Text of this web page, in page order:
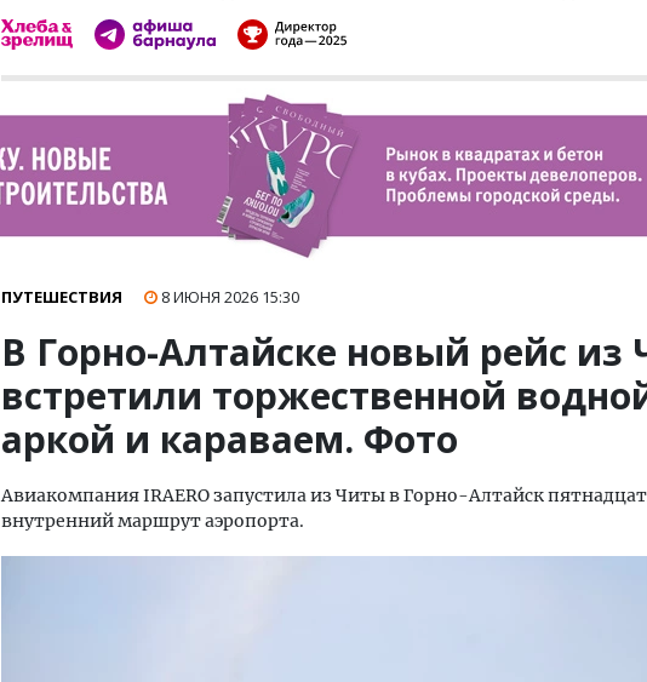
ПУТЕШЕСТВИЯ 8 ИЮНЯ 2026 15:30
В Горно-Алтайске новый рейс из
встретили торжественной
аркой и караваем. Фото
Авиакомпания IRAERO запустила из Читы в Горно-Алтайск
внутренний маршрут аэропорта.